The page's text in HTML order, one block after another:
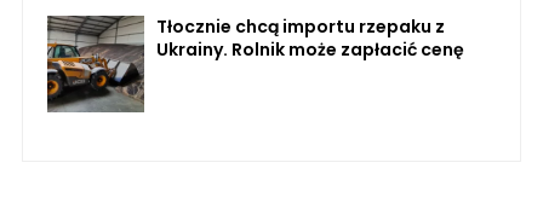
Tłocznie chcą importu rzepaku z
Ukrainy. Rolnik może zapłacić cenę